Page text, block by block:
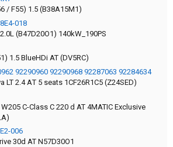
/ F55) 1.5 (B38A15M1)
018
(B47D20O1) 140kW_190PS
1.5 BlueHDi AT (DV5RC)
92290960 92290968 92287063 92284634
LT 2.4 АT 5 seats 1CF26R1С5 (Z24SED)
C-Class C 220 d AT 4MATIC Exclusive
006
30d AT N57D30O1